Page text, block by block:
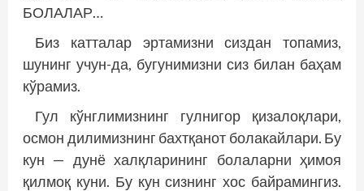
БОЛАЛАР…
Биз катталар эртамизни сиздан топамиз,
шунинг учун-да, бугунимизни сиз билан баҳам
кўрамиз.
Гул кўнглимизнинг гулнигор қизалоқлари,
осмон дилимизнинг бахт­қанот болакайлари. Бу
кун — дунё халқларининг болаларни ҳимоя
қилмоқ куни. Бу кун сизнинг хос байрамингиз.